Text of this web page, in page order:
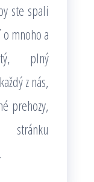
ste spali
mnoho a
plný
z nás,
prehozy,